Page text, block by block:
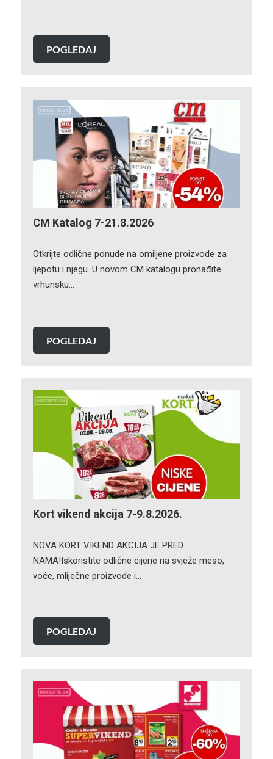
POGLEDAJ
CM Katalog 7-21.8.2026
Otkrijte odlične ponude na omiljene proizvode za
ljepotu i njegu. U novom CM katalogu pronađite
vrhunsku…
POGLEDAJ
Kort vikend akcija 7-9.8.2026.
NOVA KORT VIKEND AKCIJA JE PRED
NAMA!Iskoristite odlične cijene na svježe meso,
voće, mliječne proizvode i…
POGLEDAJ